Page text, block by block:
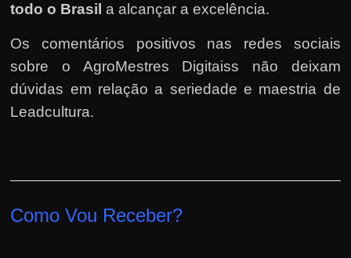
todo o Brasil a alcançar a excelência.
Os comentários positivos nas redes sociais
sobre o AgroMestres Digitaiss não deixam
dúvidas em relação a seriedade e maestria de
Leadcultura.
Como Vou Receber?